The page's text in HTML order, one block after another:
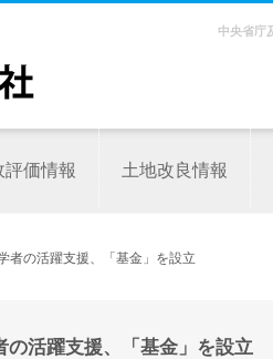
中央省庁
評価情報 土地改良情報
者の活躍支援、「基金」を設立
の活躍支援、「基金」を設立